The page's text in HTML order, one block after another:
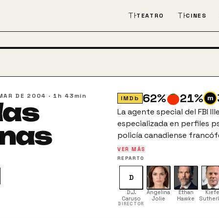
THEATER_COMEDY
TEATRO CINES
DE 2004 ·1h 43min IMDb 62% 21%
La agente special del FBI
especializada en perfiles
policía canadiense
capturar a un asesino en
sus víctimas. En la
aparición de James Costa
asesino justo cuando
VER MÁS
REPARTO
D
D.J.
Caruso
DIRECTOR
Angelina
Jolie
Ethan
Hawke